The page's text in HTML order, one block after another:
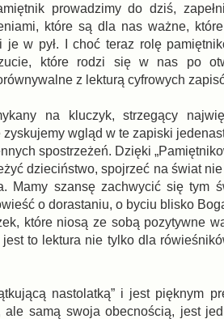
prowadzimy do dziś,
które są dla nas ważne,
je w pył. I choć teraz rolę
które rodzi się w nas po
z lekturą cyfrowych
na kluczyk, strzegący
wgląd w te zapiski
spostrzeżeń. Dzięki
dzieciństwo, spojrzeć na świat
Mamy szansę zachwycić się tym
o dorastaniu, o byciu blisko
które niosą ze sobą pozytywne
to lektura nie tylko dla
nastolatką” i jest pięknym
samą swoja obecnością, jest